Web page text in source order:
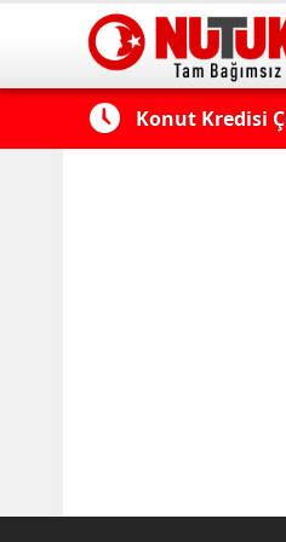
Edilmeli? Konut Kredisi